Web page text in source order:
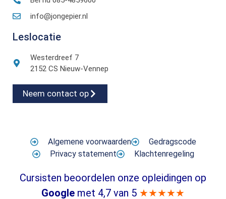
info@jongepier.nl
Leslocatie
Westerdreef 7
2152 CS Nieuw-Vennep
Neem contact op
Algemene voorwaarden
Gedragscode
Privacy statement
Klachtenregeling
Cursisten beoordelen onze opleidingen op
Google met 4,7 van 5 ★★★★★